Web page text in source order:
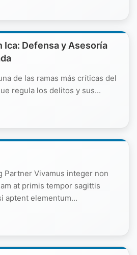
Ica: Defensa y Asesoría
de las ramas más críticas del
regula los delitos y sus...
Partner Vivamus integer non
at primis tempor sagittis
aptent elementum...